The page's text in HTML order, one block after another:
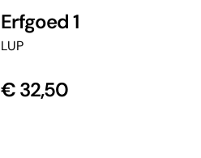
Erfgoed 1
LUP
€32,50